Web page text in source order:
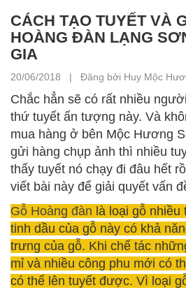
CÁCH TẠO TUYẾT VÀ
HOÀNG ĐÀN LẠNG
GIA
20/06/2018 | Đăng bởi Huy Mộc
Chắc hẳn sẽ có rất nhiều
thứ tuyết ấn tượng này. Và
mua hàng ở bên Mộc Hương
gửi hàng chụp ảnh thì nhiều
thấy tuyết nó chạy đi đâu hết
viết bài này để giải quyết vấn
Gỗ Hoàng đàn là loại gỗ nhiều
tinh dầu của gỗ này có khả
trưng của gỗ. Khi chế tác
mỉ và nhiều công phu mới có
có thể lên tuyết được. Vì loại